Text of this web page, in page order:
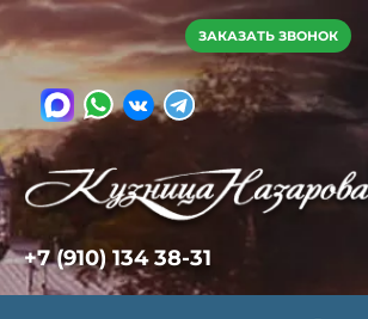
ЗАКАЗАТЬ ЗВОНОК
+7 (910) 134 38-31